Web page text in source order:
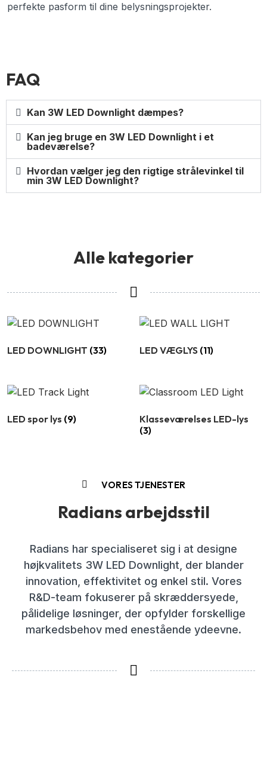
perfekte pasform til dine belysningsprojekter.
FAQ
Kan 3W LED Downlight dæmpes?
Kan jeg bruge en 3W LED Downlight i et
badeværelse?
Hvordan vælger jeg den rigtige strålevinkel til
min 3W LED Downlight?
Alle kategorier
LED DOWNLIGHT (33) LED VÆGLYS (11)
LED spor lys (9)
Klasseværelses LED-lys
(3)
VORES TJENESTER
Radians arbejdsstil
Radians har specialiseret sig i at designe
højkvalitets 3W LED Downlight, der blander
innovation, effektivitet og enkel stil. Vores
R&D-team fokuserer på skræddersyede,
pålidelige løsninger, der opfylder forskellige
markedsbehov med enestående ydeevne.